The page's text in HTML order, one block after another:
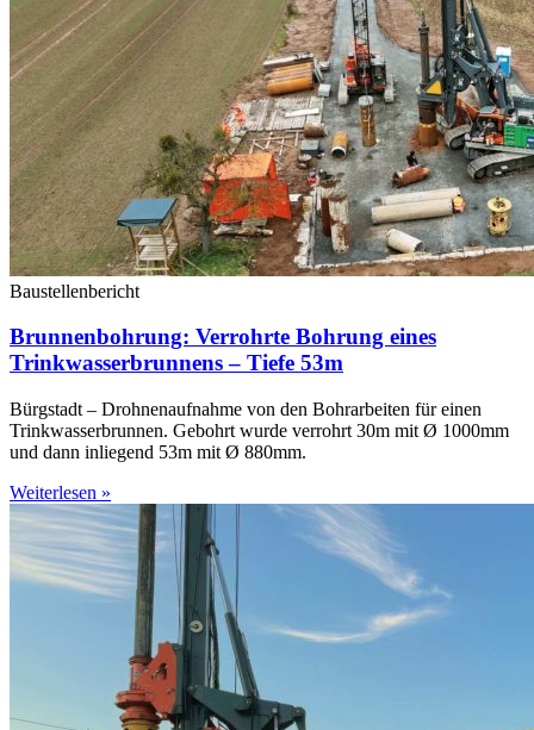
Baustellenbericht
Brunnenbohrung: Verrohrte Bohrung eines
Trinkwasserbrunnens – Tiefe 53m
Bürgstadt – Drohnenaufnahme von den Bohrarbeiten für einen
Trinkwasserbrunnen. Gebohrt wurde verrohrt 30m mit Ø 1000mm
und dann inliegend 53m mit Ø 880mm.
Weiterlesen »